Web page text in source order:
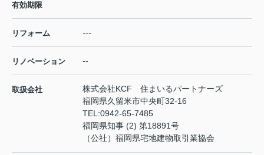
有効期限
リフォーム ---
リノベーション --
取扱会社
株式会社KCF 住まいるパートナーズ
福岡県久留米市中央町32-16
TEL:0942-65-7485
福岡県知事 (2) 第18891号
（公社）福岡県宅地建物取引業協会